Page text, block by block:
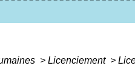
> Licenciement >